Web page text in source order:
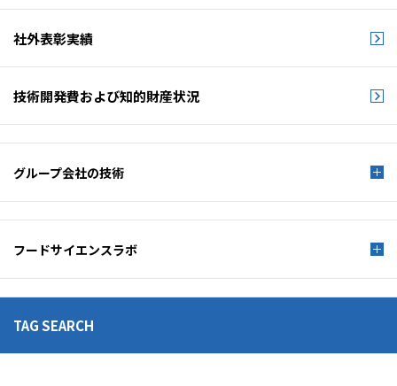
社外表彰実績
技術開発費および知的財産状況
グループ会社の技術
フードサイエンスラボ
TAG SEARCH